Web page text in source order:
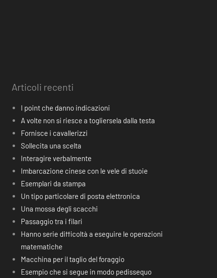
Articoli recenti
I point che danno indicazioni
A volte non si riesce a togliersela dalla testa
Fornisce i cavallerizzi
Sollecita una scelta
Interagire verbalmente
Imbarcazione cinese con le vele di stuoie
Esemplari da stampa
Un tipo particolare di posta elettronica
Una mossa degli scacchi
Passaggio tra i filari
Hanno serie difficoltà a eseguire le operazioni
matematiche
Macchina per il taglio del foraggio
Esempio che si segue in modo pedissequo